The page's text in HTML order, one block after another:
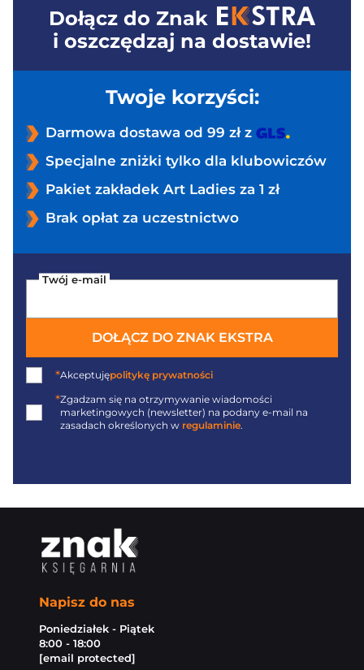
Dołącz do Znak
i oszczędzaj na dostawie!
Twoje korzyści:
Darmowa dostawa od 99 zł z
Specjalne zniżki tylko dla klubowiczów
Pakiet zakładek Art Ladies za 1 zł
Brak opłat za uczestnictwo
Twój e-mail
DOŁĄCZ DO ZNAK EKSTRA
*Akceptujępolitykę prywatności
*Zgadzam się na otrzymywanie wiadomości
marketingowych (newsletter) na podany e-mail na
zasadach określonych w regulaminie.
Napisz do nas
Poniedziałek - Piątek
8:00 - 18:00
[email protected]